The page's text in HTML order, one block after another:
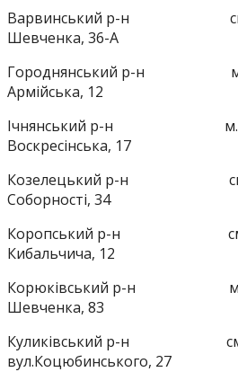
Варвинський р-н смт.
Шевченка, 36-А
Городнянський р-н м.
Армійська, 12
Ічнянський р-н м.
Воскресінська, 17
Козелецький р-н смт.
Соборності, 34
Коропський р-н смт.
Кибальчича, 12
Корюківський р-н м.
Шевченка, 83
Куликівський р-н смт.
вул.Коцюбинського, 27